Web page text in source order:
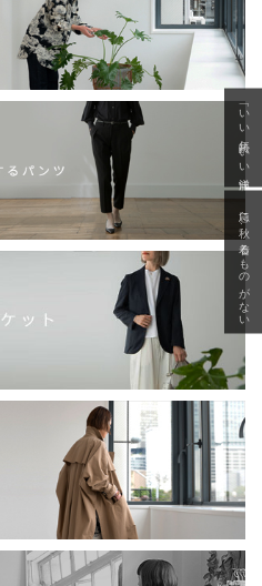
「いい年齢 いい洋服」
急に秋、着るものがない